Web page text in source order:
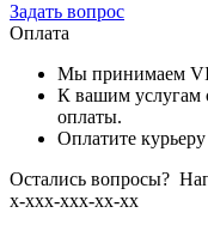
Задать вопрос
Оплата
Мы принимаем
К вашим услугам
оплаты.
Оплатите
Остались вопросы?
х-ххх-ххх-хх-хх